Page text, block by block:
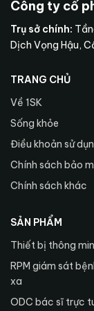
Công ty cổ
Trụ sở chính:
Dịch Vọng Hậu,
TRANG CHỦ
Về 1SK
Sống khỏe
Điều khoản sử
Chính sách bảo
Chính sách khác
SẢN PHẨM
Thiết bị thông
RPM giám sát
xa
ODC bác sĩ trực